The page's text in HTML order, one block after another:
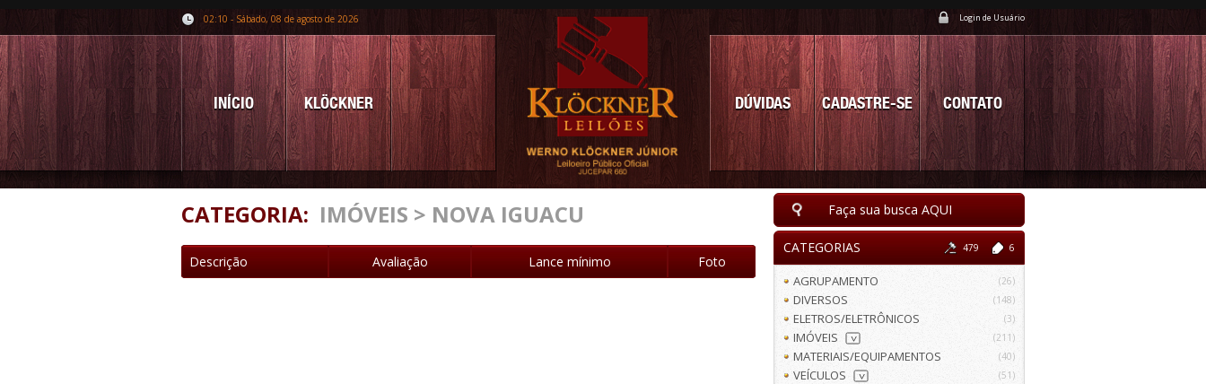
02:10 - Sábado, 08 de agosto de 2026 Login de Usuário
INÍCIO KLÖCKNER CONTATO
CADASTRE-SE
DÚVIDAS
CATEGORIA: IMÓVEIS > NOVA IGUACU
Descrição Avaliação Lance mínimo Foto
Faça sua busca AQUI
CATEGORIAS 479 6
AGRUPAMENTO (26)
DIVERSOS (148)
ELETROS/ELETRÔNICOS (3)
IMÓVEIS > (211)
MATERIAIS/EQUIPAMENTOS (40)
VEÍCULOS > (51)